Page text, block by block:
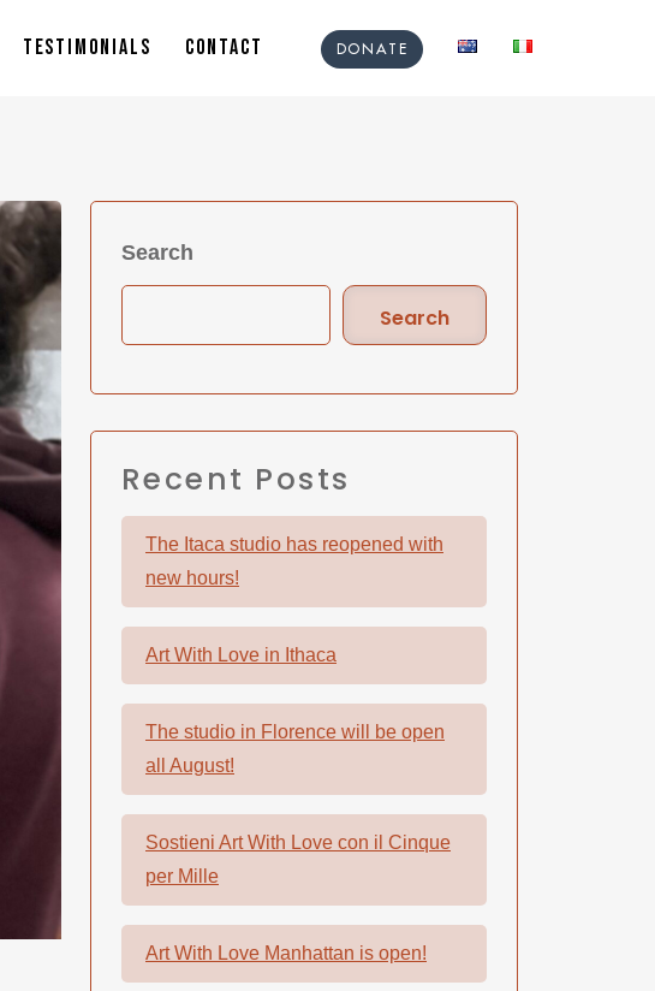
TESTIMONIALS CONTACT DONATE
Search
Search
Recent Posts
The Itaca studio has reopened with
new hours!
Art With Love in Ithaca
The studio in Florence will be open
all August!
Sostieni Art With Love con il Cinque
per Mille
Art With Love Manhattan is open!